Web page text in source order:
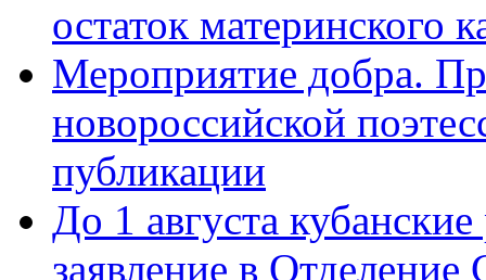
остаток материнского
Мероприятие добра.
новороссийской
публикации
До 1 августа
заявление в